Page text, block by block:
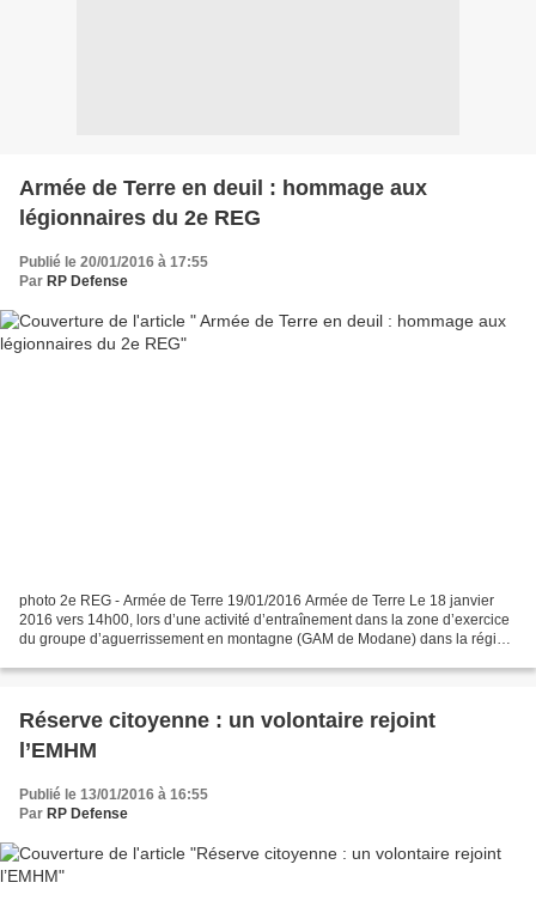
Armée de Terre en deuil : hommage aux
légionnaires du 2e REG
Publié le 20/01/2016 à 17:55
Par RP Defense
photo 2e REG - Armée de Terre 19/01/2016 Armée de Terre Le 18 janvier
2016 vers 14h00, lors d’une activité d’entraînement dans la zone d’exercice
du groupe d’aguerrissement en montagne (GAM de Modane) dans la région
Réserve citoyenne : un volontaire rejoint
l’EMHM
Publié le 13/01/2016 à 16:55
Par RP Defense